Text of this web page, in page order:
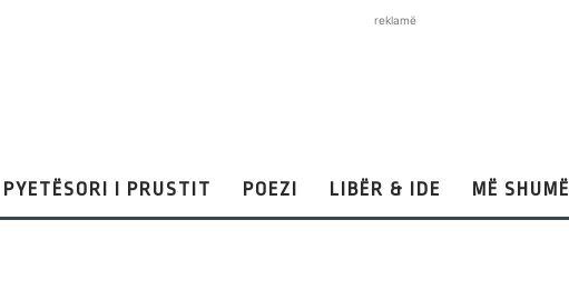
reklamë
PYETËSORI I PRUSTIT POEZI LIBËR & IDE MË SHUMË